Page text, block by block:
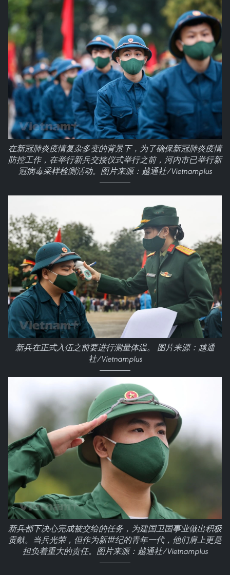
在新冠肺炎疫情复杂多变的背景下，为了确保新冠肺炎疫情
防控工作，在举行新兵交接仪式举行之前，河内市已举行新
冠病毒采样检测活动。图片来源：越通社/Vietnamplus
新兵在正式入伍之前要进行测量体温。 图片来源：越通
社/Vietnamplus
新兵都下决心完成被交给的任务，为建国卫国事业做出积极
贡献。当兵光荣，但作为新世纪的青年一代，他们肩上更是
担负着重大的责任。图片来源：越通社/Vietnamplus